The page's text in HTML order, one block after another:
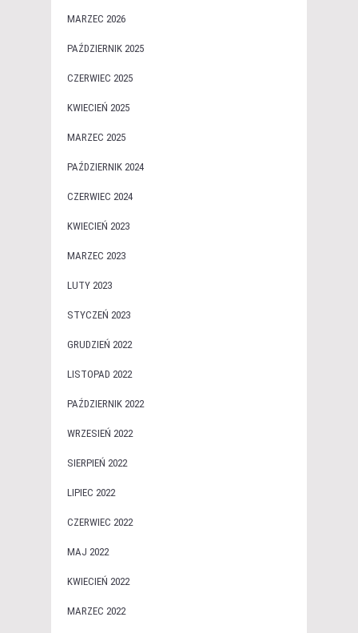
MARZEC 2026
PAŹDZIERNIK 2025
CZERWIEC 2025
KWIECIEŃ 2025
MARZEC 2025
PAŹDZIERNIK 2024
CZERWIEC 2024
KWIECIEŃ 2023
MARZEC 2023
LUTY 2023
STYCZEŃ 2023
GRUDZIEŃ 2022
LISTOPAD 2022
PAŹDZIERNIK 2022
WRZESIEŃ 2022
SIERPIEŃ 2022
LIPIEC 2022
CZERWIEC 2022
MAJ 2022
KWIECIEŃ 2022
MARZEC 2022